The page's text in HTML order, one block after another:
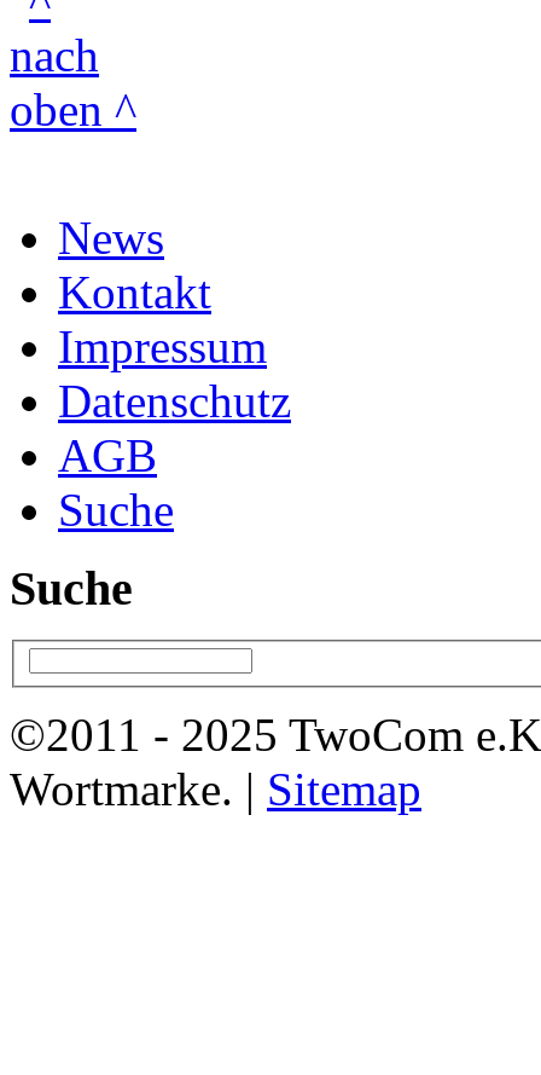
News
Kontakt
Impressum
Datenschutz
AGB
Suche
Suche
©2011 - 2025 TwoCom
Wortmarke. | Sitemap